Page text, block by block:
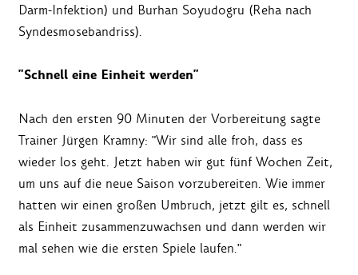
Darm-Infektion) und Burhan Soyudogru (Reha nach
Syndesmosebandriss).
"Schnell eine Einheit werden"
Nach den ersten 90 Minuten der Vorbereitung sagte
Trainer Jürgen Kramny: "Wir sind alle froh, dass es
wieder los geht. Jetzt haben wir gut fünf Wochen Zeit,
um uns auf die neue Saison vorzubereiten. Wie immer
hatten wir einen großen Umbruch, jetzt gilt es, schnell
als Einheit zusammenzuwachsen und dann werden wir
mal sehen wie die ersten Spiele laufen."